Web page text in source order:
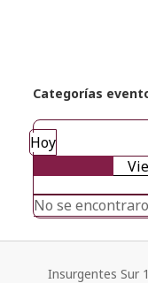
Categorías
Hoy
No se
Insurgentes Sur